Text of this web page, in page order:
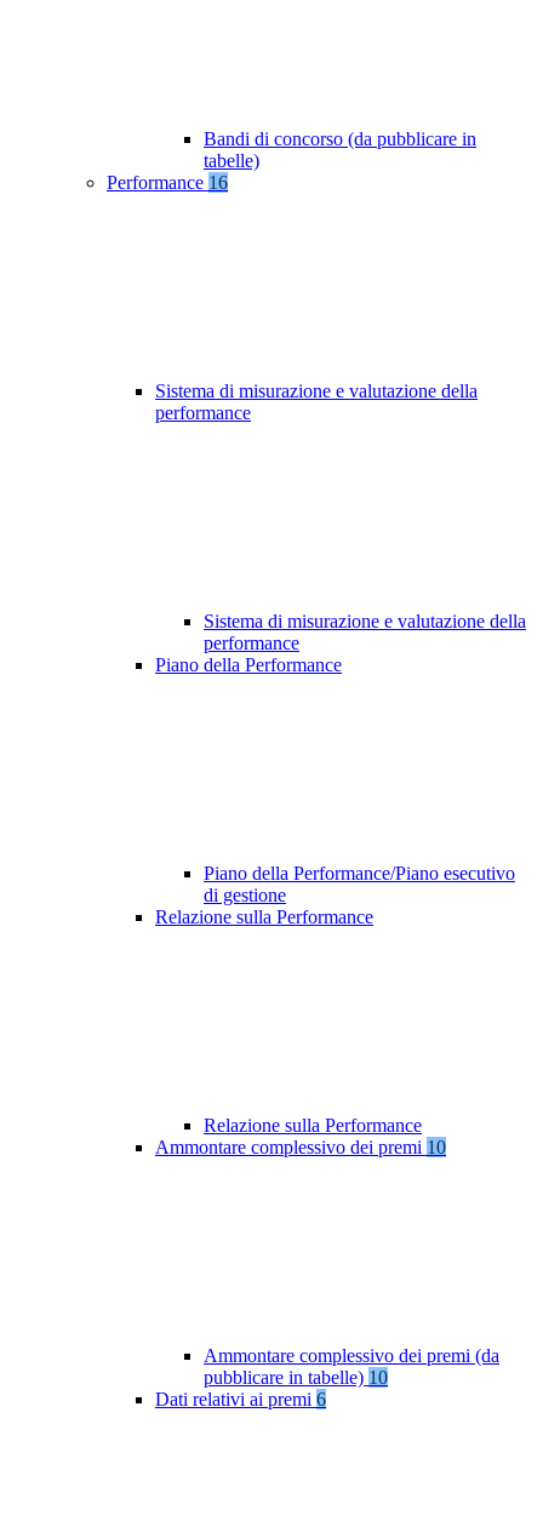
Bandi di concorso (da pubblicare in
tabelle)
Performance 16
Sistema di misurazione e valutazione della
performance
Sistema di misurazione e valutazione della
performance
Piano della Performance
Piano della Performance/Piano esecutivo
di gestione
Relazione sulla Performance
Relazione sulla Performance
Ammontare complessivo dei premi 10
Ammontare complessivo dei premi (da
pubblicare in tabelle) 10
Dati relativi ai premi 6